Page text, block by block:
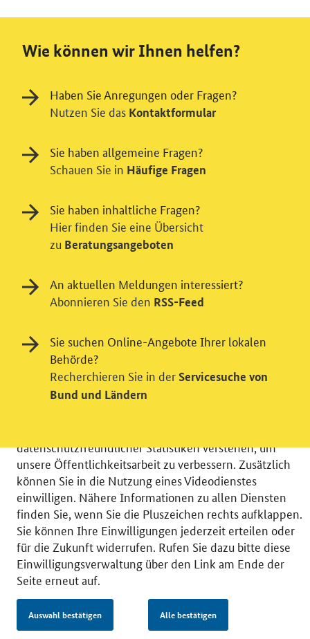
© 2026 Bundesministerium für Wirtschaft und Energie
RSS
Benutzerhinweise
Inhaltsverzeichnis
Impressum
Barrierefreiheit
Datenschutz
Einwilligungsverwaltung
Einwilligung in Tracking und / oder
Videodienst
Wir bitten Sie an dieser Stelle um Ihre Einwilligung für
datenschutzfreundlicher Statistiken verstehen, um
unsere Öffentlichkeitsarbeit zu verbessern. Zusätzlich
können Sie in die Nutzung eines Videodienstes
einwilligen. Nähere Informationen zu allen Diensten
finden Sie, wenn Sie die Pluszeichen rechts aufklappen.
Sie können Ihre Einwilligungen jederzeit erteilen oder
für die Zukunft widerrufen. Rufen Sie dazu bitte diese
Einwilligungsverwaltung über den Link am Ende der
Seite erneut auf.
Auswahl bestätigen Alle bestätigen
Wie können wir Ihnen helfen?
Haben Sie Anregungen oder Fragen?
Nutzen Sie das Kontaktformular
Sie haben allgemeine Fragen?
Schauen Sie in Häufige Fragen
Sie haben inhaltliche Fragen?
Hier finden Sie eine Übersicht
zu Beratungsangeboten
An aktuellen Meldungen interessiert?
Abonnieren Sie den RSS-Feed
Sie suchen Online-Angebote Ihrer lokalen
Behörde?
Recherchieren Sie in der Servicesuche von
Bund und Ländern